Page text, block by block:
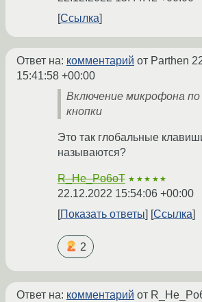
Ссылка
Ответ на: комментарий от Parthen
15:41:58 +00:00
Включение микрофона
кнопки
Это так глобальные
называются?
R_He_Po6oT ★★★★★
22.12.2022 15:54:06 +00:00
Показать ответы
Ссылка
2
Ответ на: комментарий от